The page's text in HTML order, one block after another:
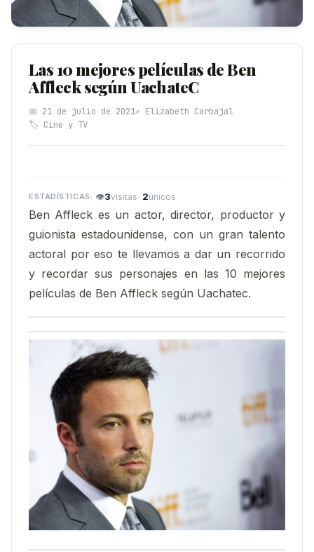
Las 10 mejores películas de Ben
Affleck según UachateC
📅 21 de julio de 2021✍️ Elizabeth Carbajal
🏷️ Cine y TV
👁3visitas · 2únicos
Ben Affleck es un actor, director, productor y
guionista estadounidense, con un gran talento
actoral por eso te llevamos a dar un recorrido
y recordar sus personajes en las 10 mejores
películas de Ben Affleck según Uachatec.